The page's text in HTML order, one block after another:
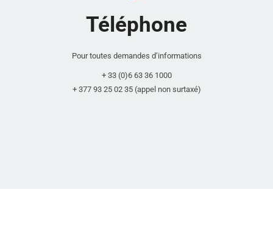
Téléphone
Pour toutes demandes d’informations
+ 33 (0)6 63 36 1000
+ 377 93 25 02 35 (appel non surtaxé)